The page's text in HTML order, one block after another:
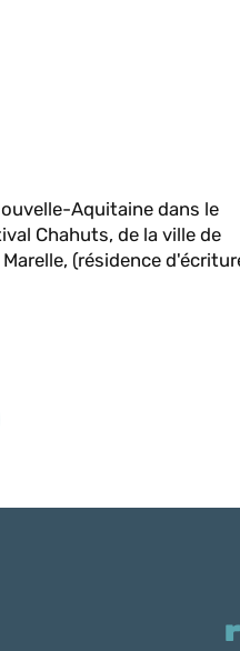
Aquitaine dans le
Chahuts, de la ville de
(résidence